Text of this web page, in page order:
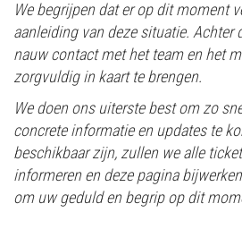
We begrijpen dat er op dit moment
aanleiding van deze situatie. Achter
nauw contact met het team en het
zorgvuldig in kaart te brengen.
We doen ons uiterste best om zo
concrete informatie en updates te
beschikbaar zijn, zullen we alle
informeren en deze pagina
om uw geduld en begrip op dit